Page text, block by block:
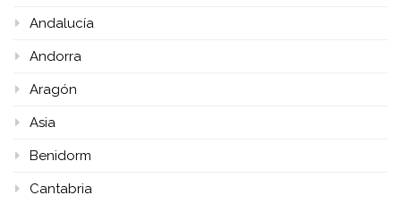
Andalucía
Andorra
Aragón
Asia
Benidorm
Cantabria